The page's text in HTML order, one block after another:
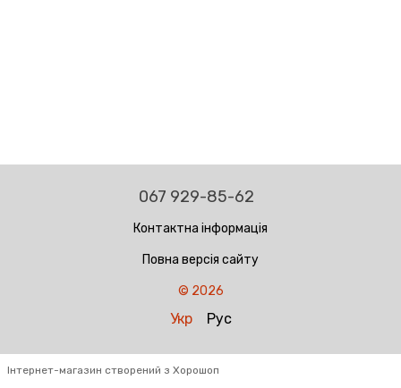
067 929-85-62
Контактна інформація
Повна версія сайту
© 2026
Укр Рус
Інтернет-магазин створений з Хорошоп